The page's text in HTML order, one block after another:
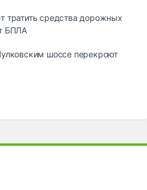
тратить средства дорожных
БПЛА
шоссе перекроют